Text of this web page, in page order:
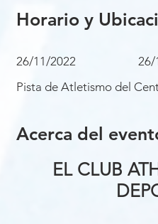
Horario y
26/11/2022
26/
Pista de Atletismo del
Acerca del
EL CLUB